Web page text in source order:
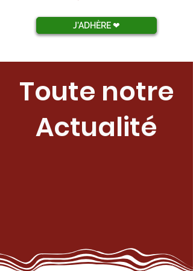
J'ADHÈRE ❤︎
Toute notre
Actualité